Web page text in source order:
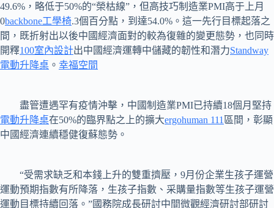
49.6%，略低于50%的“榮枯線”，但高技巧制造業PMI高于上月
0backbone工學椅.3個百分點，到達54.0%。這一先行目標起落之
間，既折射出以後中國經濟面對的較為復雜的變更態勢，也同時
開釋100室內設計出中國經濟運轉中儲藏的韌性和潛力Standway
電動升降桌 。 幸福空間
盡管遭遇罕有疫情沖擊，中國制造業PMI已持續18個月堅持
電動升降桌在50%的臨界點之上的擴大ergohuman 111 區間，彰顯
中國經濟連續穩健復蘇態勢。
“受需求缺乏和本錢上升的雙重擠壓，9月份企業生孩子運營
運動預期指數有所降落，生孩子指數、采購量指數等生孩子運營
運動目標持續回落。”國務院成長研討中間微觀經濟研討部研討